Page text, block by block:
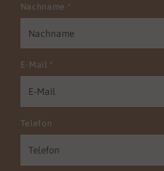
Nachname *
E-Mail *
Telefon